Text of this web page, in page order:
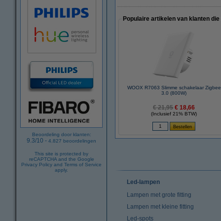
Beoordeling door klanten:
9.3/10 - 4.827 beoordelingen
This site is protected by
reCAPTCHA and the Google
Privacy Policy and Terms of Service
apply.
Populaire artikelen van klanten
WOOX R7063 Slimme schakelaar Zigbee
3.0 (800W)
€ 21,95 € 18,66
(Inclusief 21% BTW)
Led-lampen
Lampen met grote fitting
Lampen met kleine fitting
Led-spots